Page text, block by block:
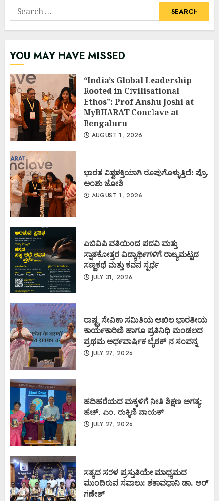
Search
for:
YOU MAY HAVE MISSED
“India’s Global Leadership
Rooted in Civilisational
Ethos”: Prof Anshu Joshi at
MyBHARAT Conclave at
Bengaluru
AUGUST 1, 2026
ಭಾರತ ವಿಶ್ವಶಕ್ತಿಯಾಗಿ ರೂಪುಗೊಳ್ಳುತ್ತಿದೆ: ಪ್ರೊ.
ಅಂಶು ಜೋಶಿ
AUGUST 1, 2026
ಎಬಿವಿಪಿ ವತಿಯಿಂದ ಪದವಿ ಮತ್ತು
ಸ್ನಾತಕೋತ್ತರ ವಿದ್ಯಾರ್ಥಿಗಳಿಗೆ ರಾಜ್ಯಮಟ್ಟದ
ಸಣ್ಣಕಥೆ ಮತ್ತು ಕವನ ಸ್ಪರ್ಧೆ
JULY 31, 2026
ರಾಷ್ಟ್ರ ಸೇವಿಕಾ ಸಮಿತಿಯ ಅಖಿಲ ಭಾರತೀಯ
ಕಾರ್ಯಕಾರಿಣಿ ಹಾಗೂ ಪ್ರತಿನಿಧಿ ಮಂಡಲದ
ಪ್ರಥಮ ಅರ್ಧವಾರ್ಷಿಕ ಬೈಠಕ್ ನ ಸಂಪನ್ನ
JULY 27, 2026
ಹದಿಹರೆಯದ ಮಕ್ಕಳಿಗೆ ನೀತಿ ಶಿಕ್ಷಣ ಅಗತ್ಯ:
ಹೆಚ್. ಎಂ. ರುಕ್ಮಿಣಿ ನಾಯಕ್
JULY 27, 2026
ಸತ್ಯದ ಸರಳ ಪ್ರಸ್ತುತಿಯೇ ಮಾಧ್ಯಮದ
ಮುಂದಿರುವ ಸವಾಲು: ಶತಾವಧಾನಿ ಡಾ. ಆರ್
ಗಣೇಶ್